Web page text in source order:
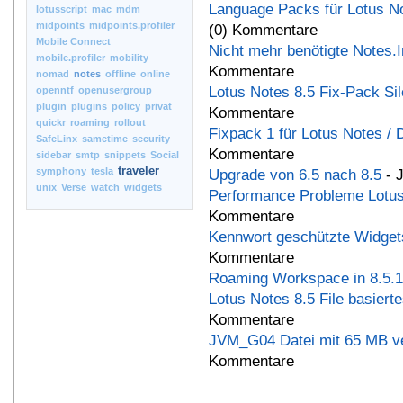
lotusscript mac mdm
midpoints midpoints.profiler
Mobile Connect
mobile.profiler mobility
nomad notes offline online
openntf openusergroup
plugin plugins policy privat
quickr roaming rollout
SafeLinx sametime security
sidebar smtp snippets Social
symphony tesla traveler
unix Verse watch widgets
Language Packs für Lotus
(0) Kommentare
Nicht mehr benötigte
Kommentare
Lotus Notes 8.5 Fix-Pack
Kommentare
Fixpack 1 für Lotus Notes /
Kommentare
Upgrade von 6.5 nach 8.5 -
Performance Probleme
Kommentare
Kennwort geschützte
Kommentare
Roaming Workspace in
Lotus Notes 8.5 File
Kommentare
JVM_G04 Datei mit 65 MB
Kommentare